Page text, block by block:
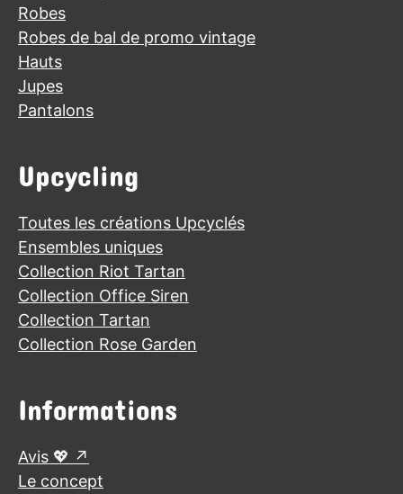
Robes
Robes de bal de promo vintage
Hauts
Jupes
Pantalons
Upcycling
Toutes les créations Upcyclés
Ensembles uniques
Collection Riot Tartan
Collection Office Siren
Collection Tartan
Collection Rose Garden
Informations
Avis 💖
Le concept